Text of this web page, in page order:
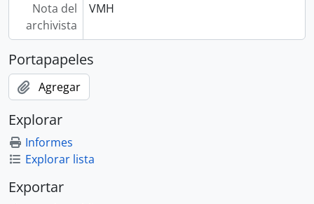
Nota del
archivista
VMH
Portapapeles
Agregar
Explorar
Informes
Explorar lista
Exportar